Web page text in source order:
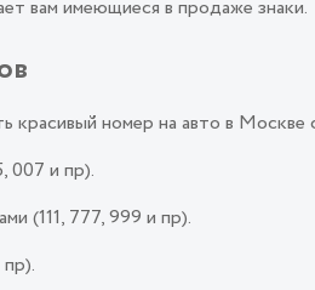
вам имеющиеся в продаже знаки.
красивый номер на авто в
007 и пр).
(111, 777, 999 и пр).